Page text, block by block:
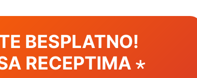
BESPLATNO!
RECEPTIMA ⋆